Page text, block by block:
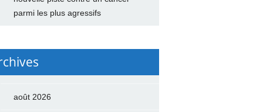
parmi les plus agressifs
août 2026